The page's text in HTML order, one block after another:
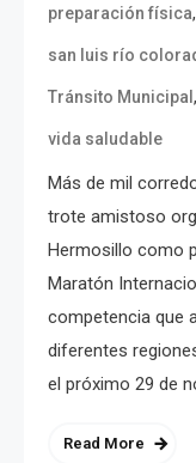
preparación física,
san luis río
Tránsito Municipal
vida saludable
Más de mil
trote amistoso
Hermosillo como
Maratón
competencia que
diferentes
el próximo 29 de
Read More